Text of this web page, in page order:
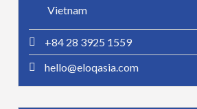
Vietnam
+84 28 3925 1559
hello@eloqasia.com